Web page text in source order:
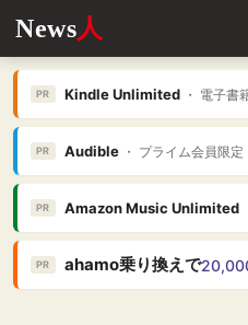
News人
PR Kindle Unlimited・ 電子書
PR Audible・ プライム会員限定
PR Amazon Music Unlimited
PR ahamo乗り換えで